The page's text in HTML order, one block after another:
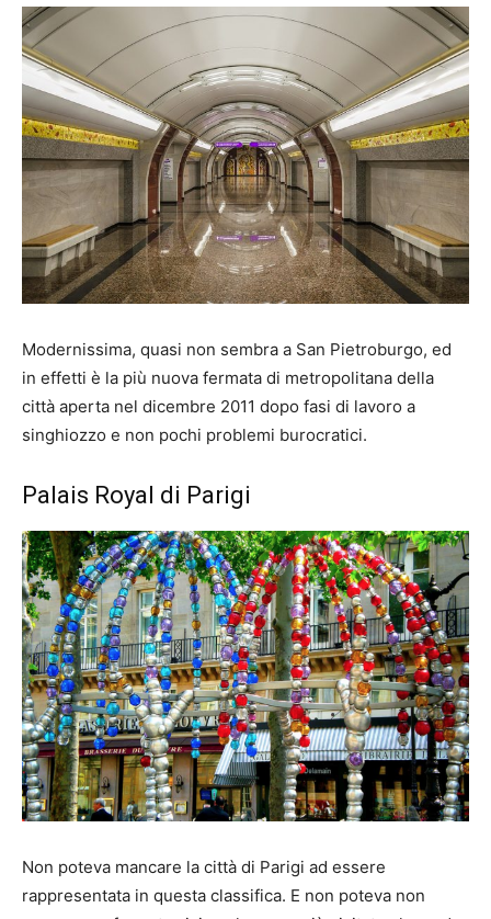
Modernissima, quasi non sembra a San Pietroburgo, ed
in effetti è la più nuova fermata di metropolitana della
città aperta nel dicembre 2011 dopo fasi di lavoro a
singhiozzo e non pochi problemi burocratici.
Palais Royal di Parigi
Non poteva mancare la città di Parigi ad essere
rappresentata in questa classifica. E non poteva non